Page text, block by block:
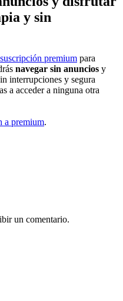
y sin
suscripción premium para
navegar sin anuncios y
interrupciones y segura
a acceder a ninguna otra
a premium.
un comentario.